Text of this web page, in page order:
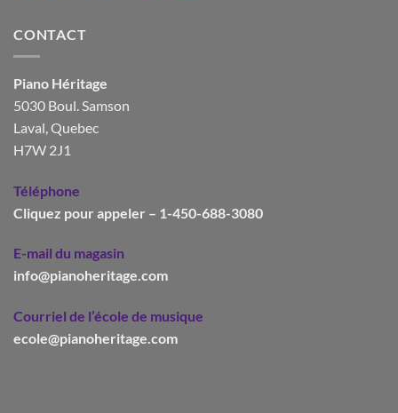
CONTACT
Piano Héritage
5030 Boul. Samson
Laval, Quebec
H7W 2J1
Téléphone
Cliquez pour appeler – 1-450-688-3080
E-mail du magasin
info@pianoheritage.com
Courriel de l’école de musique
ecole@pianoheritage.com